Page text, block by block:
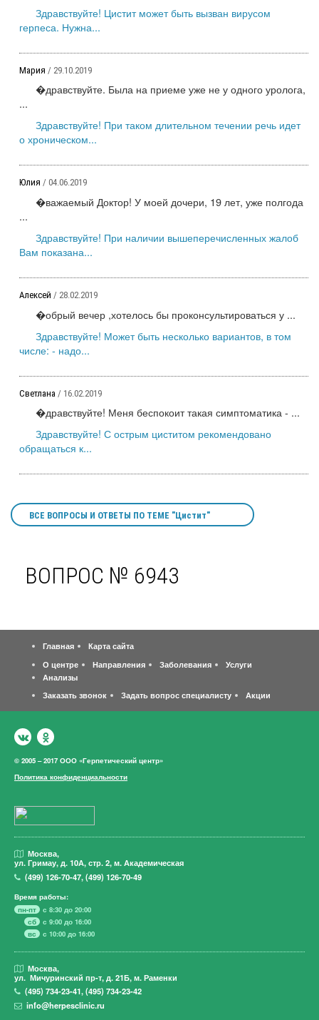
Здравствуйте! Цистит может быть вызван вирусом
герпеса. Нужна...
Мария / 29.10.2019
�дравствуйте. Была на приеме уже не у одного уролога,
...
Здравствуйте! При таком длительном течении речь идет
о хроническом...
Юлия / 04.06.2019
�важаемый Доктор! У моей дочери, 19 лет, уже полгода
...
Здравствуйте! При наличии вышеперечисленных жалоб
Вам показана...
Алексей / 28.02.2019
�обрый вечер ,хотелось бы проконсультироваться у ...
Здравствуйте! Может быть несколько вариантов, в том
числе: - надо...
Светлана / 16.02.2019
�дравствуйте! Меня беспокоит такая симптоматика - ...
Здравствуйте! С острым циститом рекомендовано
обращаться к...
ВСЕ ВОПРОСЫ И ОТВЕТЫ ПО ТЕМЕ "Цистит"
ВОПРОС № 6943
Главная
Карта сайта
О центре
Направления Заболевания
Услуги
Анализы
Заказать звонок
Задать вопрос специалисту Акции
© 2005 – 2017 ООО «Герпетический центр»
Политика конфиденциальности
Москва,
ул. Гримау,д. 10А, стр. 2, м. Академическая
(499)126-70-47,(499)126-70-49
Время работы:
пн-пт
с 8:30 до 20:00
сб
с 9:00 до 16:00
вс
с 10:00 до 16:00
Москва,
ул. Мичуринский пр-т, д. 21Б, м. Раменки
(495)734-23-41,(495)734-23-42
info@herpesclinic.ru